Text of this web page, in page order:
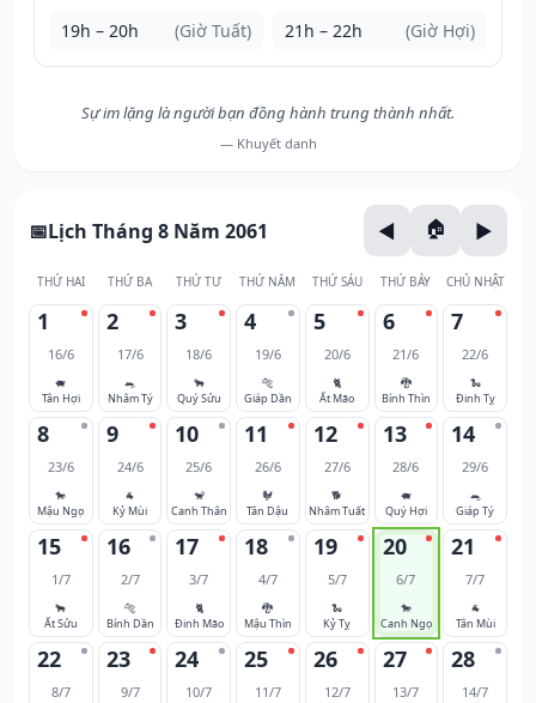
19h – 20h (Giờ Tuất) 21h – 22h (Giờ Hợi)
Sự im lặng là người bạn đồng hành trung thành nhất.
— Khuyết danh
Lịch Tháng 8 Năm 2061
THỨ HAI THỨ BA THỨ TƯ THỨ NĂM THỨ SÁU THỨ BẢY CHỦ NHẬT
1
16/6
🐖
Tân Hợi
2
17/6
🐀
Nhâm Tý
3
18/6
🐂
Quý Sửu
4
19/6
🐅
Giáp Dần
5
20/6
🐈
Ất Mão
6
21/6
🐉
Bính Thìn
7
22/6
🐍
Đinh Tỵ
8
23/6
🐎
Mậu Ngọ
9
24/6
🐐
Kỷ Mùi
10
25/6
🐒
Canh Thân
11
26/6
🐓
Tân Dậu
12
27/6
🐕
Nhâm Tuất
13
28/6
🐖
Quý Hợi
14
29/6
🐀
Giáp Tý
15
1/7
🐂
Ất Sửu
16
2/7
🐅
Bính Dần
17
3/7
🐈
Đinh Mão
18
4/7
🐉
Mậu Thìn
19
5/7
🐍
Kỷ Tỵ
20
6/7
🐎
Canh Ngọ
21
7/7
🐐
Tân Mùi
22
8/7
23
9/7
24
10/7
25
11/7
26
12/7
27
13/7
28
14/7